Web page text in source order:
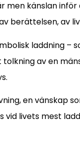
men känslan
berättelsen, av
laddning –
av en
en vänskap
vid livets mest